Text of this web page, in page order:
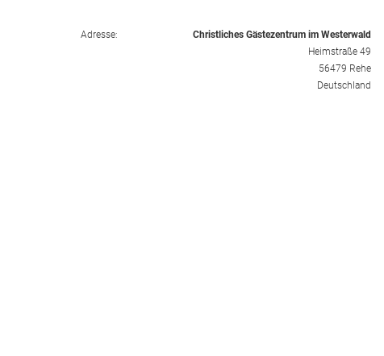
Adresse:
Christliches Gästezentrum im Westerwald
Heimstraße 49
56479 Rehe
Deutschland